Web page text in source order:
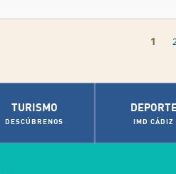
1
TURISMO
DESCÚBRENOS IMD CÁDIZ